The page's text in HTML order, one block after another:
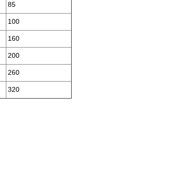
85
100
160
200
260
320